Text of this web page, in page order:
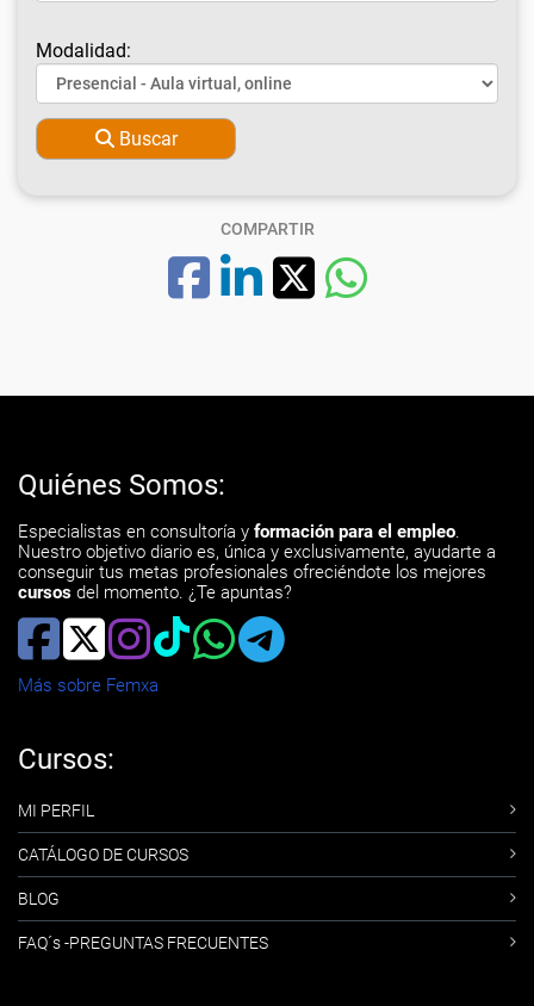
Modalidad:
Buscar
COMPARTIR
Quiénes Somos:
Especialistas en consultoría y formación para el empleo.
Nuestro objetivo diario es, única y exclusivamente, ayudarte a
conseguir tus metas profesionales ofreciéndote los mejores
cursos del momento. ¿Te apuntas?
Más sobre Femxa
Cursos:
MI PERFIL
CATÁLOGO DE CURSOS
BLOG
FAQ´s -PREGUNTAS FRECUENTES